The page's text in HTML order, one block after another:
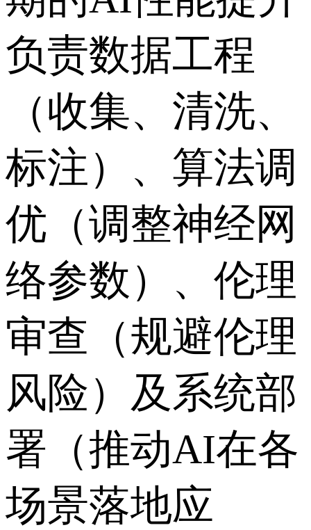
负责数据工程
（收集、清洗、
标注）、算法调
优（调整神经网
络参数）、伦理
审查（规避伦理
风险）及系统部
署（推动AI在各
场景落地应